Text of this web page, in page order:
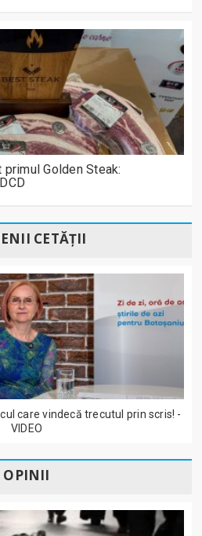
Golden Steak:
CETĂȚII
care vindecă trecutul prin scris! -
VIDEO
OPINII